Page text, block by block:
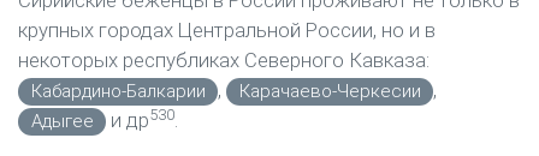
крупных городах Центральной России, но и в
некоторых республиках Северного Кавказа:
Кабардино-Балкарии , Карачаево-Черкесии ,
Адыгее и др530.